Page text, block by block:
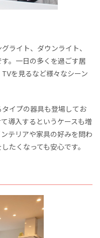
ライト、ダウンライト、
。一日の多くを過ごす居
を見るなど様々なシーン
イプの器具も登場してお
導入するというケースも増
テリアや家具の好みを問わ
たくなっても安心です。